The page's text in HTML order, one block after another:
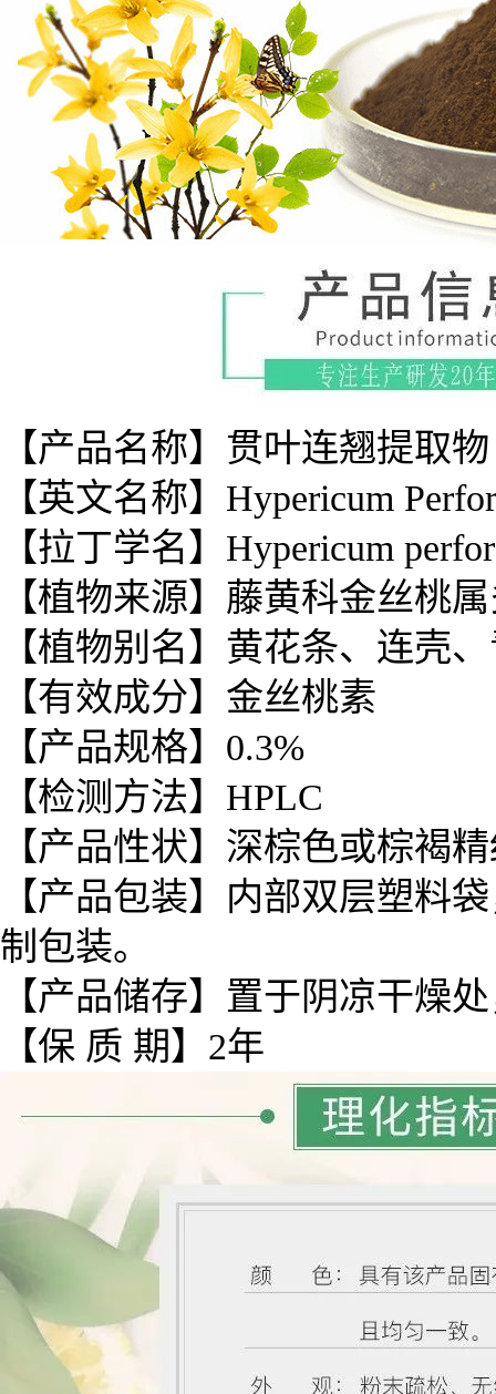
【产品名称】贯叶连翘提取物
【英文名称】Hypericum
【拉丁学名】Hypericum
【植物来源】藤黄科金丝桃
【植物别名】黄花条、连壳
【有效成分】金丝桃素
【产品规格】0.3%
【检测方法】HPLC
【产品性状】深棕色或棕褐
【产品包装】内部双层塑料
制包装。
【产品储存】置于阴凉干燥
【保 质 期】2年